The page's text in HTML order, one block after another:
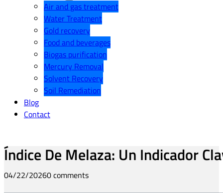
Air and gas treatment
Water Treatment
Gold recovery
Food and beverages
Biogas purification
Mercury Removal
Solvent Recovery
Soil Remediation
Blog
Contact
Índice De Melaza: Un Indicador
04/22/20260 comments